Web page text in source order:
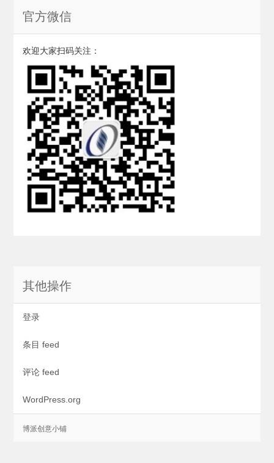
官方微信
欢迎大家扫码关注：
其他操作
登录
条目 feed
评论 feed
WordPress.org